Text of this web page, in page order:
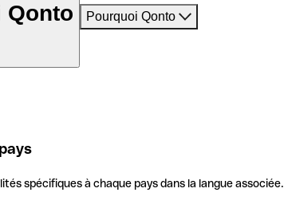
Qonto Pourquoi Qonto
spécifiques à chaque pays dans la langue associée.